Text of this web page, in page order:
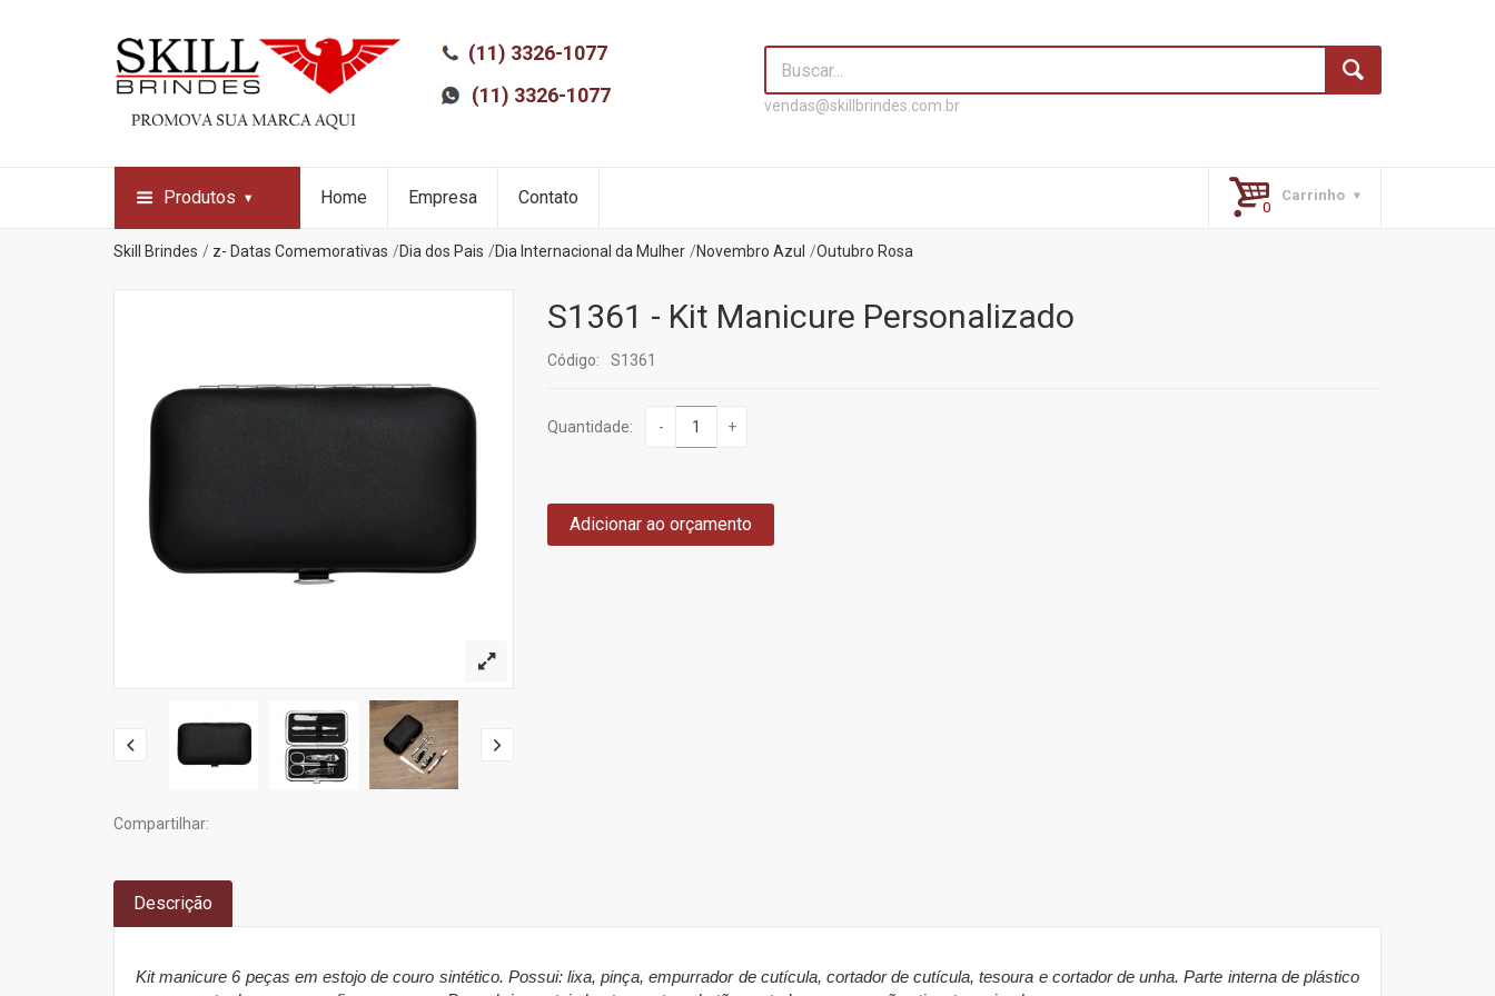
(11) 3326-1077
(11) 3326-1077
vendas@skillbrindes.com.br
Produtos Home Empresa Contato Carrinho
Skill Brindes z- Datas Comemorativas Dia dos Pais Dia Internacional da Mulher Novembro Azul Outubro Rosa
Compartilhar:
S1361 - Kit Manicure Personalizado
Código: S1361
Quantidade: - +
Adicionar ao orçamento
Descrição
Kit manicure 6 peças em estojo de couro sintético. Possui: lixa, pinça, empurrador de cutícula, cortador de cutícula, tesoura e cortador de unha. Parte interna de plástico